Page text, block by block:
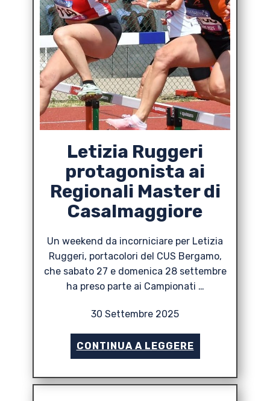
Letizia Ruggeri
protagonista ai
Regionali Master di
Casalmaggiore
Un weekend da incorniciare per Letizia
Ruggeri, portacolori del CUS Bergamo,
che sabato 27 e domenica 28 settembre
ha preso parte ai Campionati …
30 Settembre 2025
CONTINUA A LEGGERE